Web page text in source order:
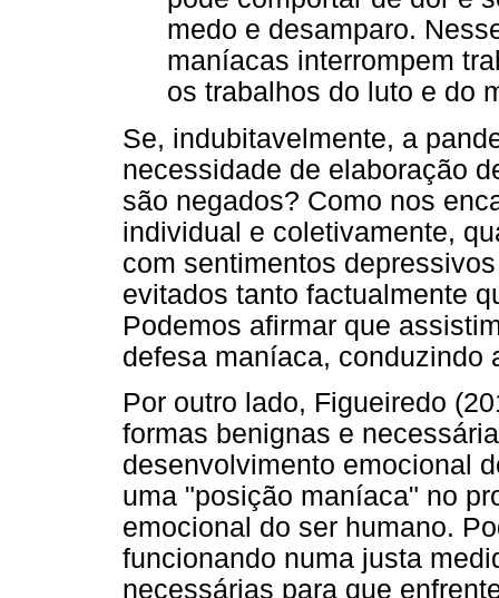
medo e desamparo.
maníacas interrompem
os trabalhos do luto e do
Se, indubitavelmente, a
necessidade de elaboração
são negados? Como nos
individual e coletivamente,
com sentimentos
evitados tanto factualmente
Podemos afirmar que
defesa maníaca, conduzindo
Por outro lado, Figueiredo
formas benignas e
desenvolvimento emocional
uma "posição maníaca" no
emocional do ser humano.
funcionando numa justa
necessárias para que